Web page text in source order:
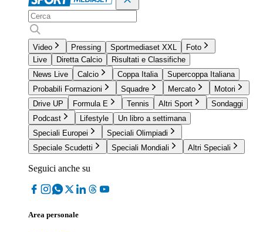
Video Pressing Sportmediaset XXL
Foto
Live
Diretta Calcio
Risultati e Classifiche
News Live
Calcio Coppa Italia
Supercoppa Italiana
Probabili Formazioni
Squadre Mercato
Motori
Drive UP
Formula E Tennis Altri Sport
Sondaggi
Podcast
Lifestyle
Un libro a settimana
Speciali Europei
Speciali Olimpiadi
Speciale Scudetti
Speciali Mondiali Altri Speciali
Seguici anche su
Area personale